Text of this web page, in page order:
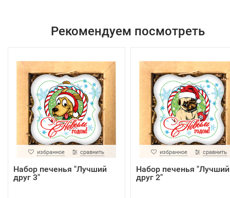
Рекомендуем посмотреть
избранное сравнить
Набор печенья "Лучший
друг 3"
избранное сравнить
Набор печенья "Лучший
друг 2"